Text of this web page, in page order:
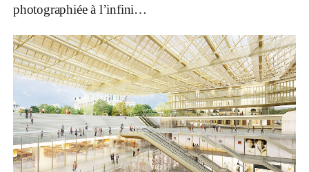
photographiée à l’infini…